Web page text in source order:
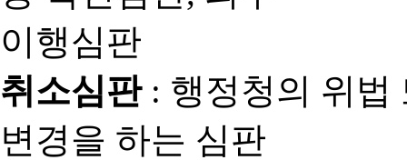
취소심판: 행정청의 위법
변경을 하는 심판